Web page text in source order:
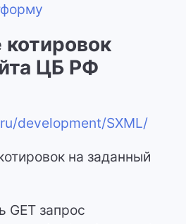
ЦБ РФ
development/SXML/
на заданный
GET запрос